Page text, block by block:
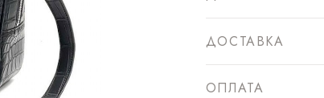
ДОСТАВКА
ОПЛАТА